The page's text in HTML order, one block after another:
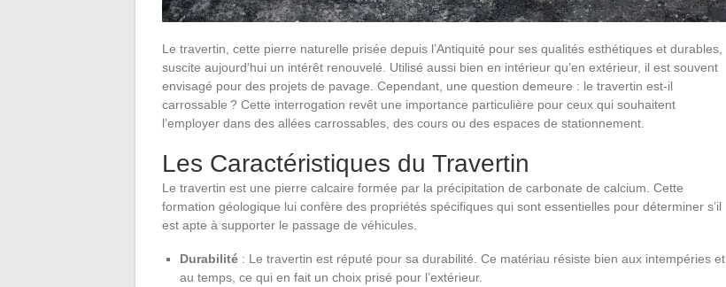
Le travertin, cette pierre naturelle prisée depuis l’Antiquité pour ses qualités esthétiques et durables,
suscite aujourd’hui un intérêt renouvelé. Utilisé aussi bien en intérieur qu’en extérieur, il est souvent
envisagé pour des projets de pavage. Cependant, une question demeure : le travertin est-il
carrossable ? Cette interrogation revêt une importance particulière pour ceux qui souhaitent
l’employer dans des allées carrossables, des cours ou des espaces de stationnement.
Les Caractéristiques du Travertin
Le travertin est une pierre calcaire formée par la précipitation de carbonate de calcium. Cette
formation géologique lui confère des propriétés spécifiques qui sont essentielles pour déterminer s’il
est apte à supporter le passage de véhicules.
Durabilité : Le travertin est réputé pour sa durabilité. Ce matériau résiste bien aux intempéries et
au temps, ce qui en fait un choix prisé pour l’extérieur.